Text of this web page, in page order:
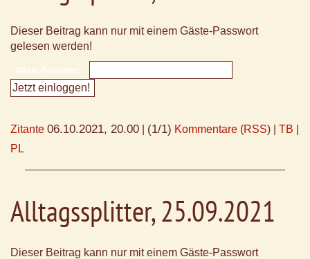
Dieser Beitrag kann nur mit einem Gäste-Passwort
gelesen werden!
Gäste-Passwort:
Zitante 06.10.2021, 20.00 (1/1) Kommentare (RSS) | TB
PL
Alltagssplitter, 25.09.2021
Dieser Beitrag kann nur mit einem Gäste-Passwort